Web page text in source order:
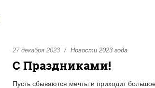
27 декабря 2023 Новости 2023 года
С Праздниками!
Пусть сбываются мечты и приходит